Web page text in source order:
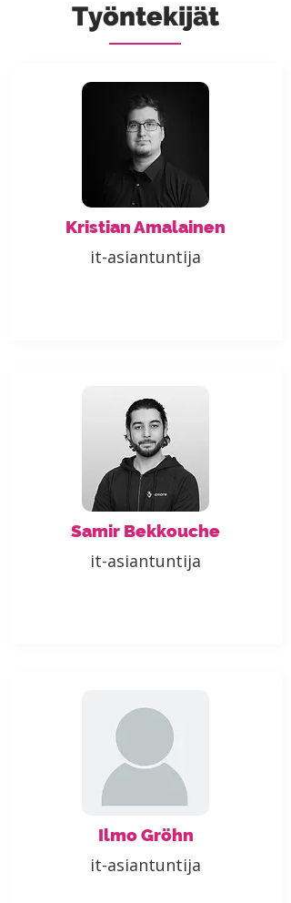
Työntekijät
Kristian Amalainen
it-asiantuntija
Samir Bekkouche
it-asiantuntija
Ilmo Gröhn
it-asiantuntija